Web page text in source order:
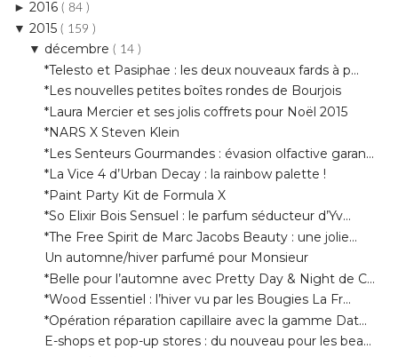
*Telesto et Pasiphae : les deux nouveaux fards à p...
*Les nouvelles petites boîtes rondes de Bourjois
*Laura Mercier et ses jolis coffrets pour Noël 2015
*NARS X Steven Klein
*Les Senteurs Gourmandes : évasion olfactive garan...
*La Vice 4 d’Urban Decay : la rainbow palette !
*Paint Party Kit de Formula X
*So Elixir Bois Sensuel : le parfum séducteur d’Yv...
*The Free Spirit de Marc Jacobs Beauty : une jolie...
Un automne/hiver parfumé pour Monsieur
*Belle pour l’automne avec Pretty Day & Night de C...
*Wood Essentiel : l’hiver vu par les Bougies La Fr...
*Opération réparation capillaire avec la gamme Dat...
E-shops et pop-up stores : du nouveau pour les bea...
novembre( 8 )
octobre( 19 )
septembre( 9 )